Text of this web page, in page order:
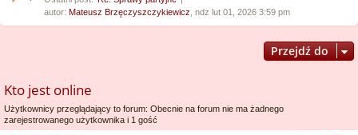
autor: Mateusz Brzęczyszczykiewicz , ndz lut 01, 2026 3:59 pm
Przejdź do
Kto jest online
Użytkownicy przeglądający to forum: Obecnie na forum nie ma żadnego
zarejestrowanego użytkownika i 1 gość